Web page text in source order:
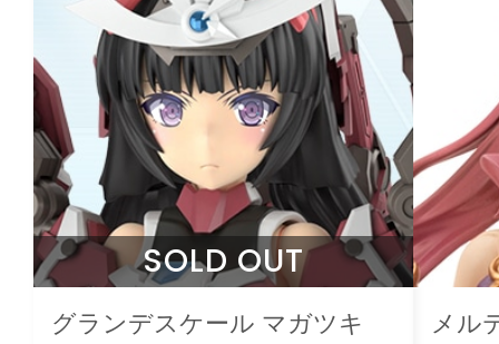
SOLD OUT
グランデスケール マガツキ メル